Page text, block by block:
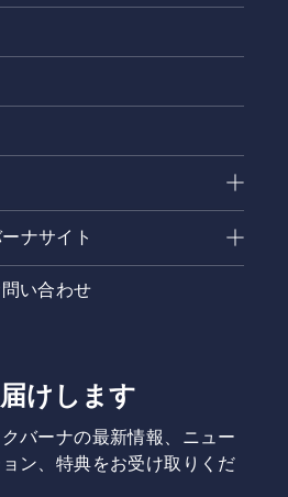
ナサイト
い合わせ
けします
バーナの最新情報、ニュー
ン、特典をお受け取りくだ